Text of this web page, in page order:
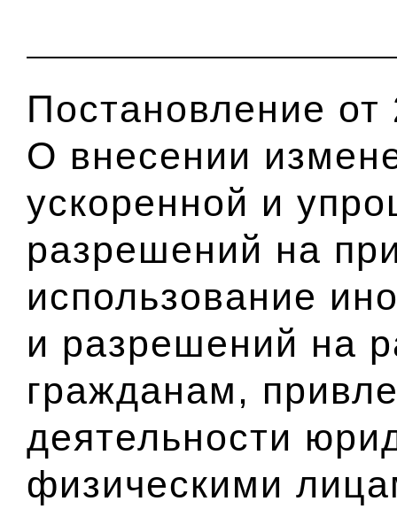
Постановление
О внесении
ускоренной и
разрешений на
использование
и разрешений на
гражданам,
деятельности
физическими